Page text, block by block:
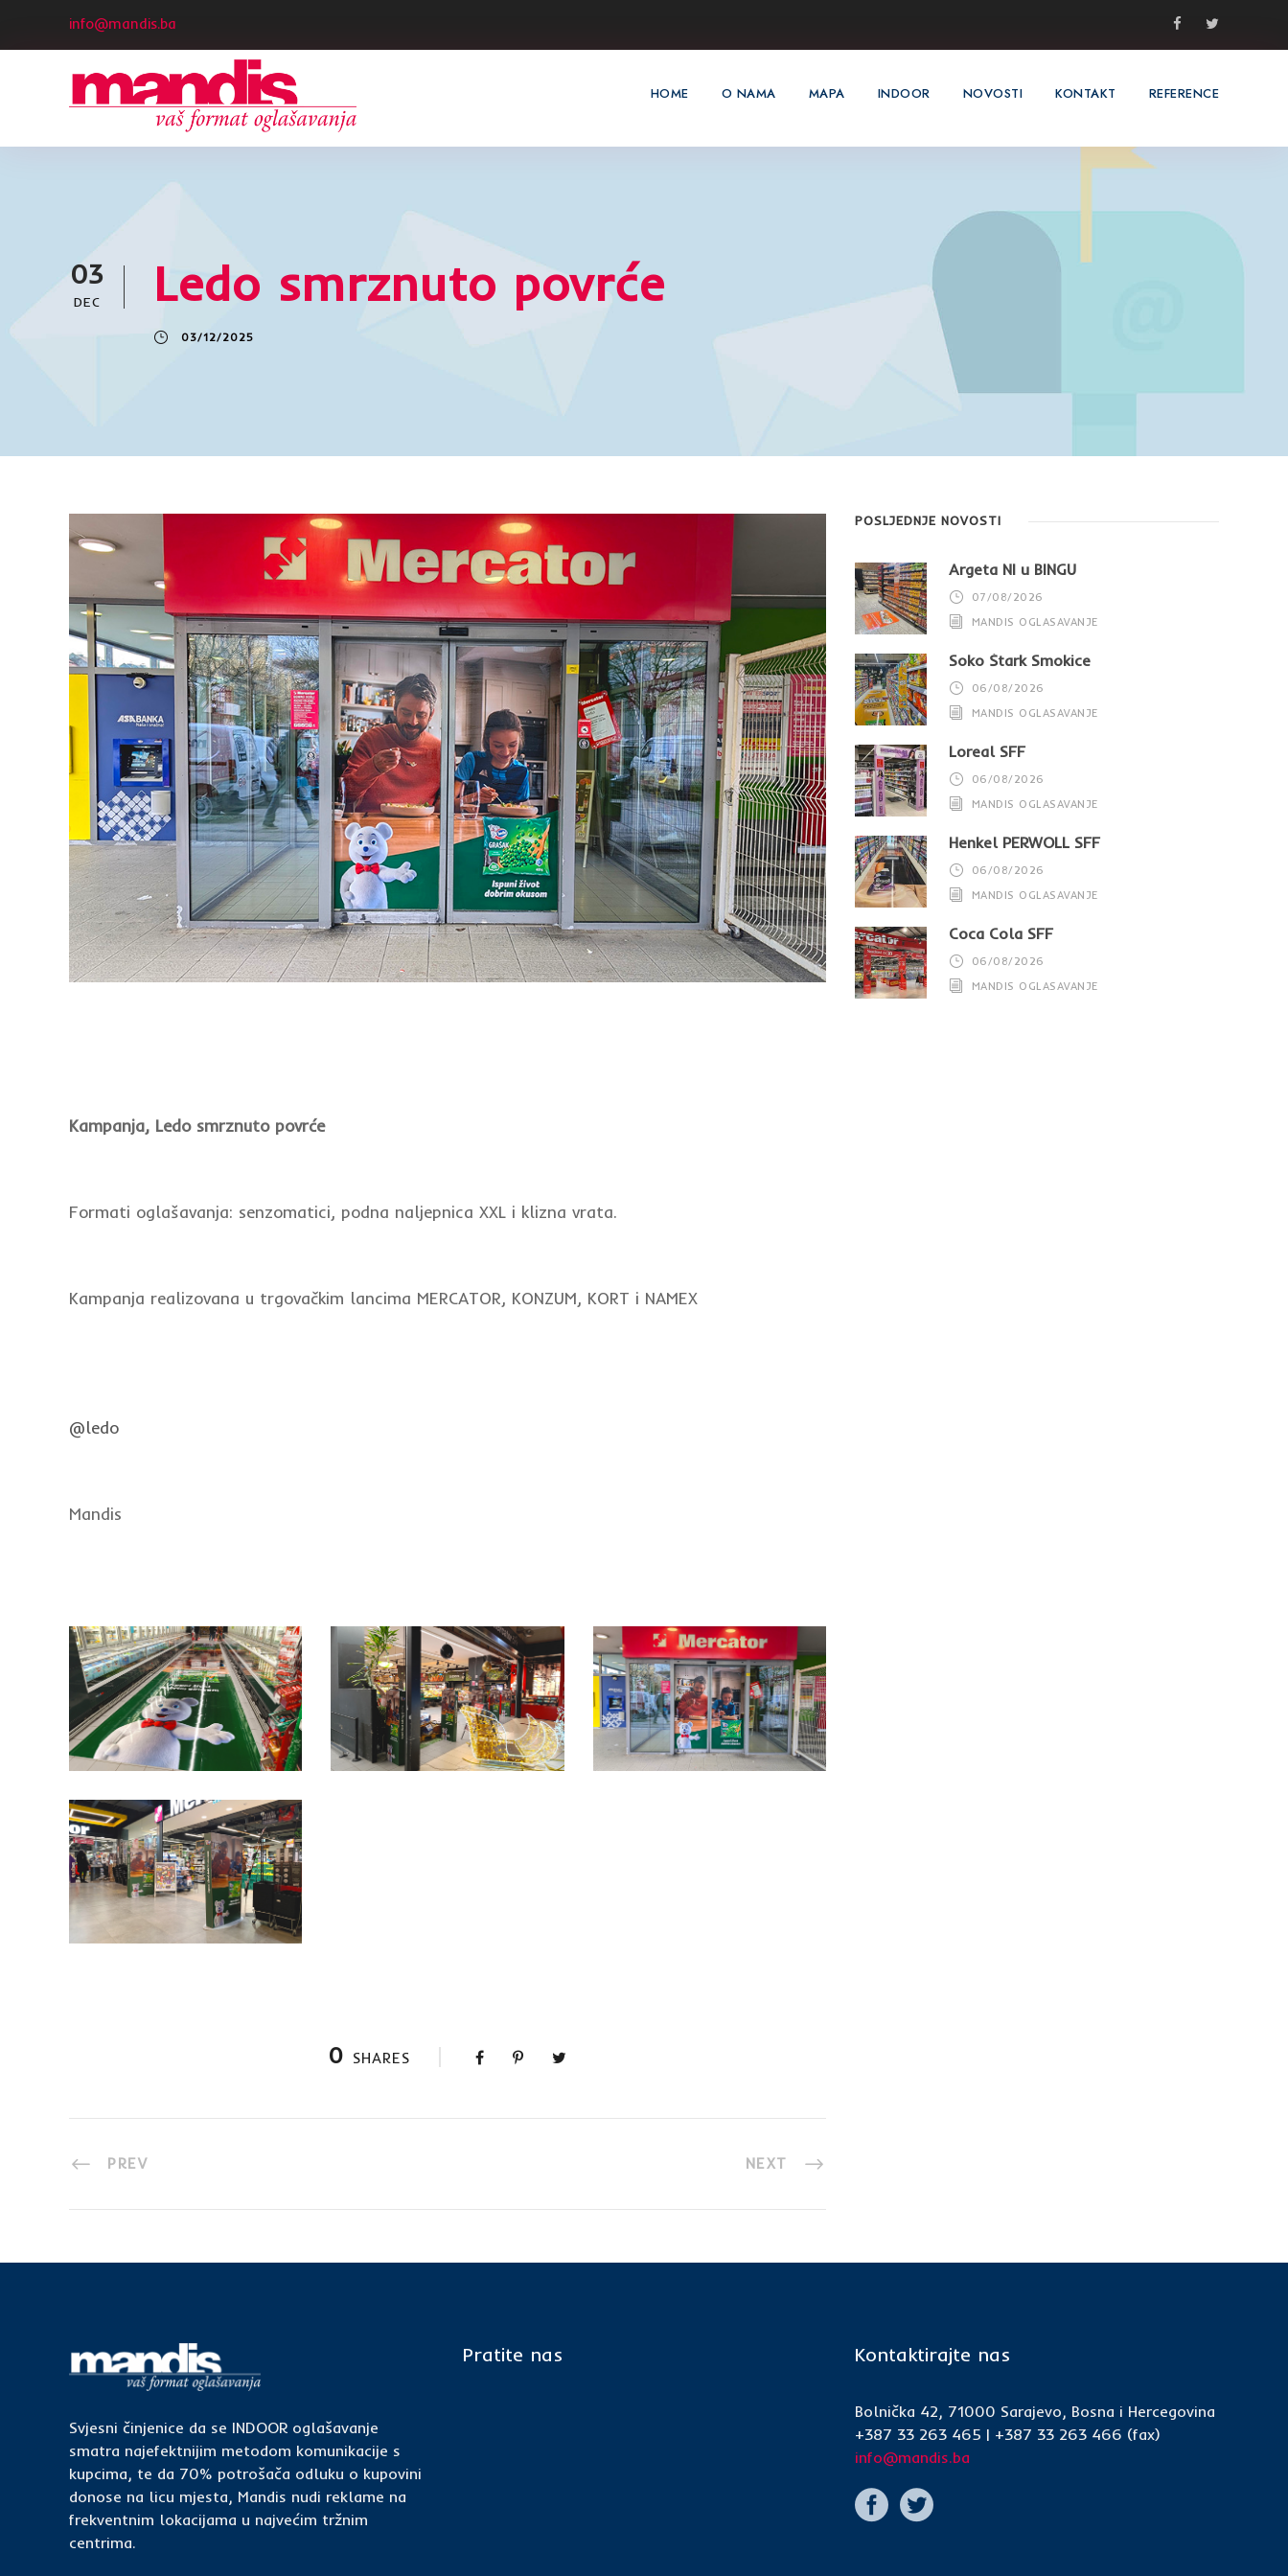
info@mandis.ba
HOME O NAMA MAPA INDOOR NOVOSTI KONTAKT REFERENCE
03
DEC Ledo smrznuto povrće
03/12/2025
Kampanja, Ledo smrznuto povrće
Formati oglašavanja: senzomatici, podna naljepnica XXL i klizna vrata.
Kampanja realizovana u trgovačkim lancima MERCATOR, KONZUM, KORT i NAMEX
@ledo
Mandis
0 SHARES
PREV NEXT
POSLJEDNJE NOVOSTI
Argeta NI u BINGU
07/08/2026
MANDIS OGLASAVANJE
Soko Štark Smokice
06/08/2026
MANDIS OGLASAVANJE
Loreal SFF
06/08/2026
MANDIS OGLASAVANJE
Henkel PERWOLL SFF
06/08/2026
MANDIS OGLASAVANJE
Coca Cola SFF
06/08/2026
MANDIS OGLASAVANJE
Svjesni činjenice da se INDOOR oglašavanje
smatra najefektnijim metodom komunikacije s
kupcima, te da 70% potrošača odluku o kupovini
donose na licu mjesta, Mandis nudi reklame na
frekventnim lokacijama u najvećim tržnim
centrima.
Pratite nas Kontaktirajte nas
Bolnička 42, 71000 Sarajevo, Bosna i Hercegovina
+387 33 263 465 | +387 33 263 466 (fax)
info@mandis.ba